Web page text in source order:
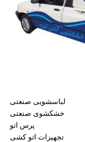
لباسشویی صنعتی
خشکشوی صنعتی
پرس اتو
تجهیزات اتو کشی